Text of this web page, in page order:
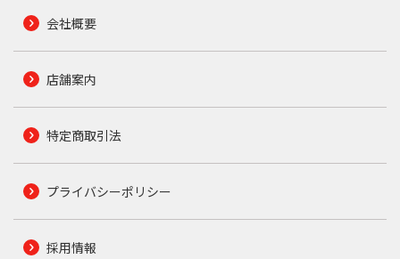
会社概要
店舗案内
特定商取引法
プライバシーポリシー
採用情報